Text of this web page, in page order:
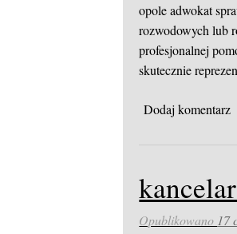
opole adwokat
rozwodowych lub
profesjonalnej
skutecznie
Dodaj komentarz
Opublikowano 17